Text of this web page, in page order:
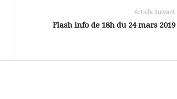
Article Suivant
Flash info de 18h du 24 mars 2019